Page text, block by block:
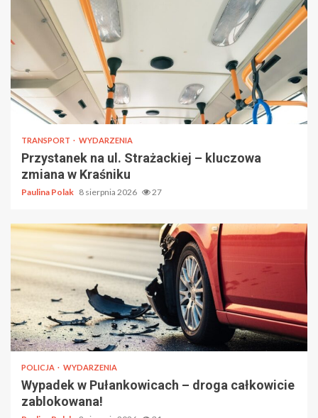
TRANSPORT WYDARZENIA
Przystanek na ul. Strażackiej – kluczowa
zmiana w Kraśniku
Paulina Polak 8 sierpnia 2026 27
POLICJA WYDARZENIA
Wypadek w Pułankowicach – droga całkowicie
zablokowana!